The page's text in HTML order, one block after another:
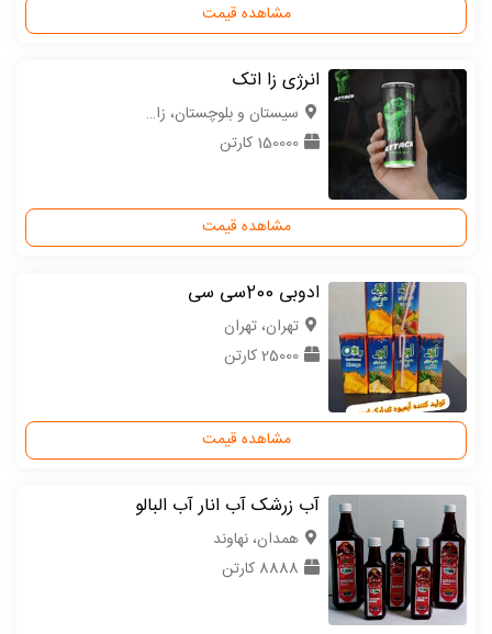
مشاهده قیمت
انرژی زا اتک
سیستان و بلوچستان، زاهدان
150000 کارتن
مشاهده قیمت
ادوبی 200سی سی
تهران، تهران
25000 کارتن
مشاهده قیمت
آب زرشک آب انار آب البالو
همدان، نهاوند
8888 کارتن